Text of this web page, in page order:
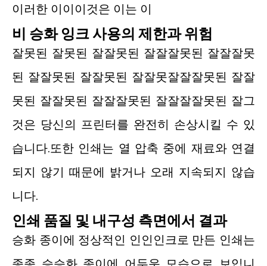
이러한 이이이것은 이는 이
비 승화 잉크 사용의 제한과 위험
잘못된 잘못된 잘잘못된 잘잘잘못된 잘잘잘못
된 잘잘못된 잘잘못된 잘잘못잘잘잘못된 잘잘
못된 잘잘못된 잘잘잘못된 잘잘잘잘못된 잘그
것은 당신의 프린터를 완전히 손상시킬 수 있
습니다.또한 인쇄는 열 압축 중에 재료와 연결
되지 않기 때문에 밝거나 오래 지속되지 않습
니다.
인쇄 품질 및 내구성 측면에서 결과
승화 종이에 정상적인 인인인크로 만든 인쇄는